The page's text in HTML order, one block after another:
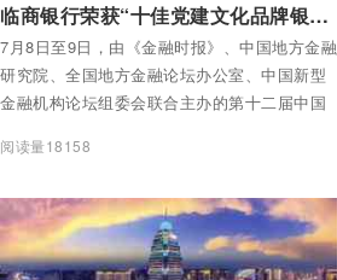
临商银行荣获“十佳党建文化品牌银行”称号
7月8日至9日，由《金融时报》、中国地方金融
研究院、全国地方金融论坛办公室、中国新型
金融机构论坛组委会联合主办的第十二届中国
银行荣获2023年全国地方金融“十佳党建文化品
阅读量18158